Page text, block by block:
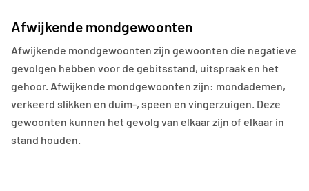
Afwijkende mondgewoonten
Afwijkende mondgewoonten zijn gewoonten die negatieve
gevolgen hebben voor de gebitsstand, uitspraak en het
gehoor. Afwijkende mondgewoonten zijn: mondademen,
verkeerd slikken en duim-, speen en vingerzuigen. Deze
gewoonten kunnen het gevolg van elkaar zijn of elkaar in
stand houden.